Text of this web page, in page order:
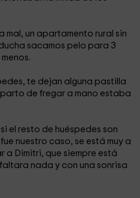
mal, un apartamento rural sin
sacamos pelo para 3
te dejan alguna pastilla
de fregar a mano estaba
el resto de huéspedes son
nuestro caso, se está muy a
a Dimitri, que siempre está
nada y con una sonrisa